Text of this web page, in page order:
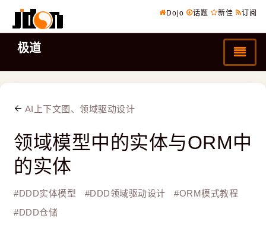
Dojo 话题 新佳 订阅
极道
AI上下文图、领域驱动设计
领域模型中的实体与ORM中
的实体
#DDD实体模型 #DDD领域驱动设计 #ORM模式教程
#DDD仓储